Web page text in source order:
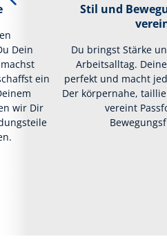
Dein
ein
wir Dir
Stil und
Du bringst Stärke
Arbeitsalltag.
perfekt und macht
Der körpernahe,
vereint